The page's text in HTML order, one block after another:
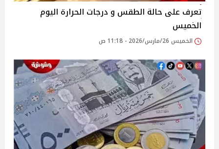
تعرف على حالة الطقس و درجات الحرارة اليوم
الخميس
الخميس 26/مارس/2026 - 11:18 ص